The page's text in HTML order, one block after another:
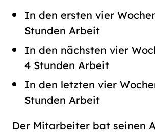
In den ersten vier
Stunden Arbeit
In den nächsten vier
4 Stunden Arbeit
In den letzten vier
Stunden Arbeit
Der Mitarbeiter bat seinen